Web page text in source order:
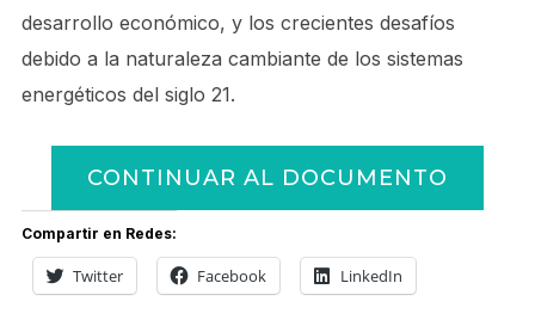
desarrollo económico, y los crecientes desafíos
debido a la naturaleza cambiante de los sistemas
energéticos del siglo 21.
CONTINUAR AL DOCUMENTO
Compartir en Redes:
Twitter Facebook LinkedIn